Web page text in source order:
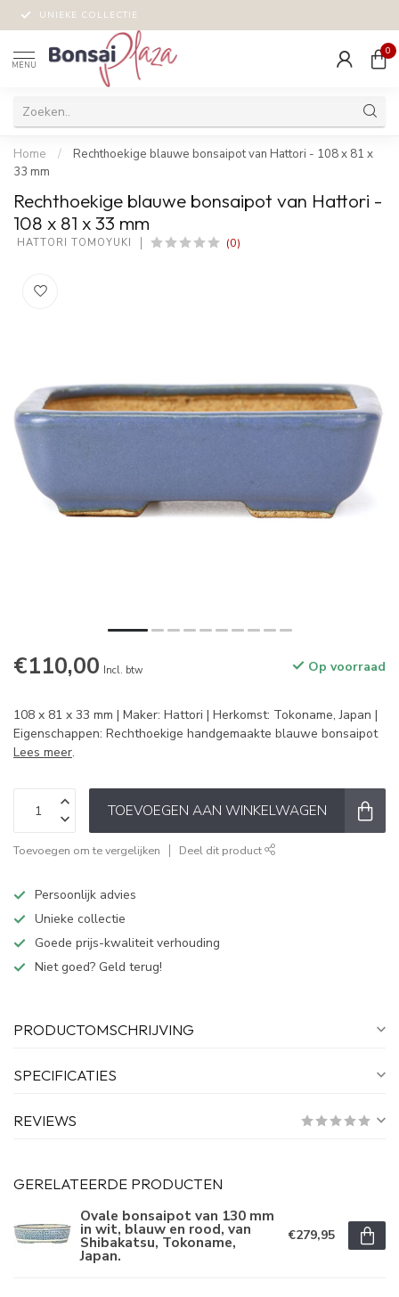
UNIEKE COLLECTIE
MENU
0
Home /
Rechthoekige blauwe bonsaipot van Hattori - 108 x 81 x
33 mm
Rechthoekige blauwe bonsaipot van Hattori -
108 x 81 x 33 mm
HATTORI TOMOYUKI (0)
€110,00 Incl. btw Op voorraad
108 x 81 x 33 mm | Maker: Hattori | Herkomst: Tokoname, Japan |
Eigenschappen: Rechthoekige handgemaakte blauwe bonsaipot
Lees meer.
TOEVOEGEN AAN WINKELWAGEN
Toevoegen om te vergelijken Deel dit product
Persoonlijk advies
Unieke collectie
Goede prijs-kwaliteit verhouding
Niet goed? Geld terug!
PRODUCTOMSCHRIJVING
SPECIFICATIES
REVIEWS
GERELATEERDE PRODUCTEN
Ovale bonsaipot van 130 mm
in wit, blauw en rood, van
Shibakatsu, Tokoname,
Japan.
€279,95